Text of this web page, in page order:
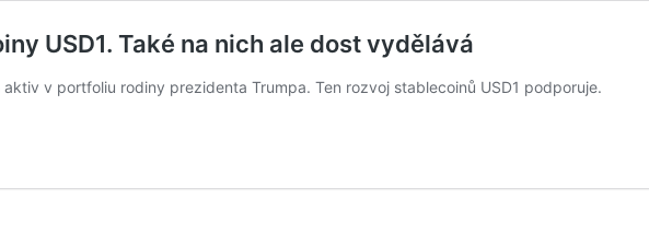
USD1. Také na nich ale dost vydělává
v portfoliu rodiny prezidenta Trumpa. Ten rozvoj stablecoinů USD1 podporuje.